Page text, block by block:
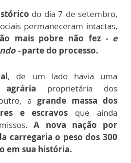
do dia 7 de setembro,
permaneceram intactas,
mais pobre não fez - e
-parte do processo.
, de um lado havia uma
proprietária dos
a grande massa dos
e escravos que ainda
A nova nação por
carregaria o peso dos 300
em sua história.